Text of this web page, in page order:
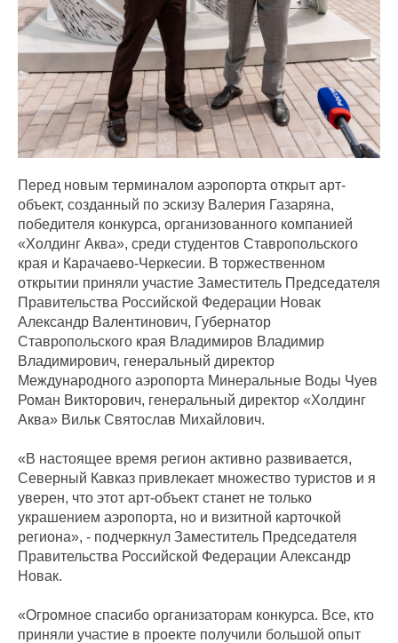
Перед новым терминалом аэропорта открыт арт-
объект, созданный по эскизу Валерия Газаряна,
победителя конкурса, организованного компанией
«Холдинг Аква», среди студентов Ставропольского
края и Карачаево-Черкесии. В торжественном
открытии приняли участие Заместитель Председателя
Правительства Российской Федерации Новак
Александр Валентинович, Губернатор
Ставропольского края Владимиров Владимир
Владимирович, генеральный директор
Международного аэропорта Минеральные Воды Чуев
Роман Викторович, генеральный директор «Холдинг
Аква» Вильк Святослав Михайлович.
«В настоящее время регион активно развивается,
Северный Кавказ привлекает множество туристов и я
уверен, что этот арт-объект станет не только
украшением аэропорта, но и визитной карточкой
региона», - подчеркнул Заместитель Председателя
Правительства Российской Федерации Александр
Новак.
«Огромное спасибо организаторам конкурса. Все, кто
приняли участие в проекте получили большой опыт